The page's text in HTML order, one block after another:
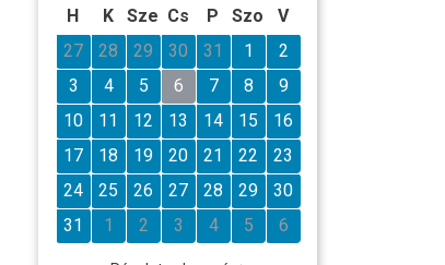
H
K Sze Cs P Szo
V
27
28 29 30 31 1
2
3
4 5 6 7 8
9
10
11 12 13 14 15
16
17
18 19 20 21 22
23
24
25 26 27 28 29
30
31
1 2 3 4 5 6